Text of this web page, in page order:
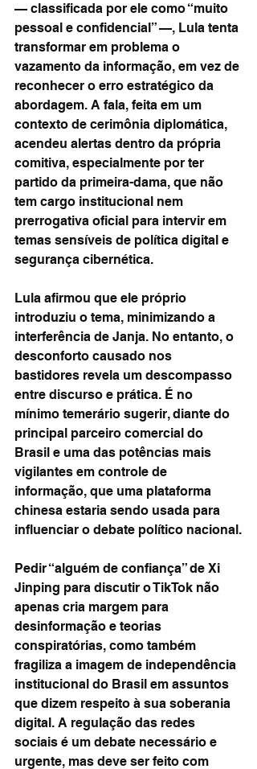
— classificada por ele como “muito
pessoal e confidencial” —, Lula tenta
transformar em problema o
vazamento da informação, em vez de
reconhecer o erro estratégico da
abordagem. A fala, feita em um
contexto de cerimônia diplomática,
acendeu alertas dentro da própria
comitiva, especialmente por ter
partido da primeira-dama, que não
tem cargo institucional nem
prerrogativa oficial para intervir em
temas sensíveis de política digital e
segurança cibernética.
Lula afirmou que ele próprio
introduziu o tema, minimizando a
interferência de Janja. No entanto, o
desconforto causado nos
bastidores revela um descompasso
entre discurso e prática. É no
mínimo temerário sugerir, diante do
principal parceiro comercial do
Brasil e uma das potências mais
vigilantes em controle de
informação, que uma plataforma
chinesa estaria sendo usada para
influenciar o debate político nacional.
Pedir “alguém de confiança” de Xi
Jinping para discutir o TikTok não
apenas cria margem para
desinformação e teorias
conspiratórias, como também
fragiliza a imagem de independência
institucional do Brasil em assuntos
que dizem respeito à sua soberania
digital. A regulação das redes
sociais é um debate necessário e
urgente, mas deve ser feito com